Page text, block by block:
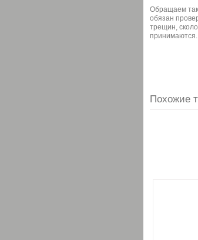
Обращаем
обязан
трещин,
принимаются.
Похожие